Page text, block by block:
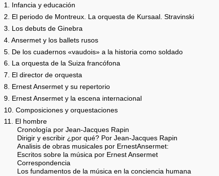
1. Infancia y educación
2. El periodo de Montreux. La orquesta de Kursaal. Stravinski
3. Los debuts de Ginebra
4. Ansermet y los ballets rusos
5. De los cuadernos «vaudois» a la historia como soldado
6. La orquesta de la Suiza francófona
7. El director de orquesta
8. Ernest Ansermet y su repertorio
9. Ernest Ansermet y la escena internacional
10. Composiciones y orquestaciones
11. El hombre
Cronología por Jean-Jacques Rapin
Dirigir y escribir ¿por qué? Por Jean-Jacques Rapin
Analisis de obras musicales por ErnestAnsermet:
Escritos sobre la música por Ernest Ansermet
Correspondencia
Los fundamentos de la música en la conciencia humana